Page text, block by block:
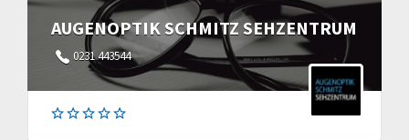
AUGENOPTIK SCHMITZ SEHZENTRUM
0231 443544